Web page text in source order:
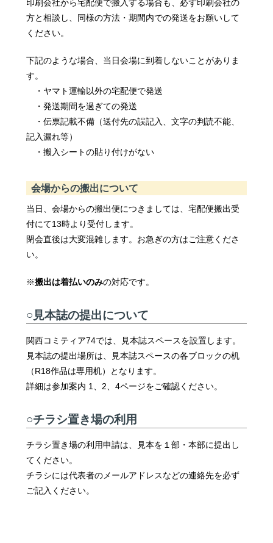
印刷会社から宅配便で搬入する場合も、必ず印刷会社の
方と相談し、同様の方法・期間内での発送をお願いして
ください。
下記のような場合、当日会場に到着しないことがありま
す。
・ヤマト運輸以外の宅配便で発送
・発送期間を過ぎての発送
・伝票記載不備（送付先の誤記入、文字の判読不能、
記入漏れ等）
・搬入シートの貼り付けがない
会場からの搬出について
当日、会場からの搬出便につきましては、宅配便搬出受
付にて13時より受付します。
閉会直後は大変混雑します。お急ぎの方はご注意くださ
い。
※搬出は着払いのみの対応です。
○見本誌の提出について
関西コミティア74では、見本誌スペースを設置します。
見本誌の提出場所は、見本誌スペースの各ブロックの机
（R18作品は専用机）となります。
詳細は参加案内 1、2、4ページをご確認ください。
○チラシ置き場の利用
チラシ置き場の利用申請は、見本を１部・本部に提出し
てください。
チラシには代表者のメールアドレスなどの連絡先を必ず
ご記入ください。